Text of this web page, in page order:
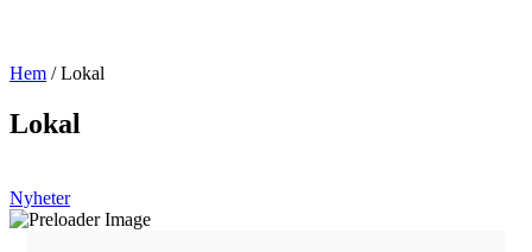
Hem /Lokal
Lokal
Nyheter